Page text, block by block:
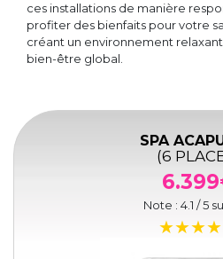
ces installations de manière
profiter des bienfaits pour votre
créant un environnement
bien-être global.
SPA
(6
Note : 4.1 / 5